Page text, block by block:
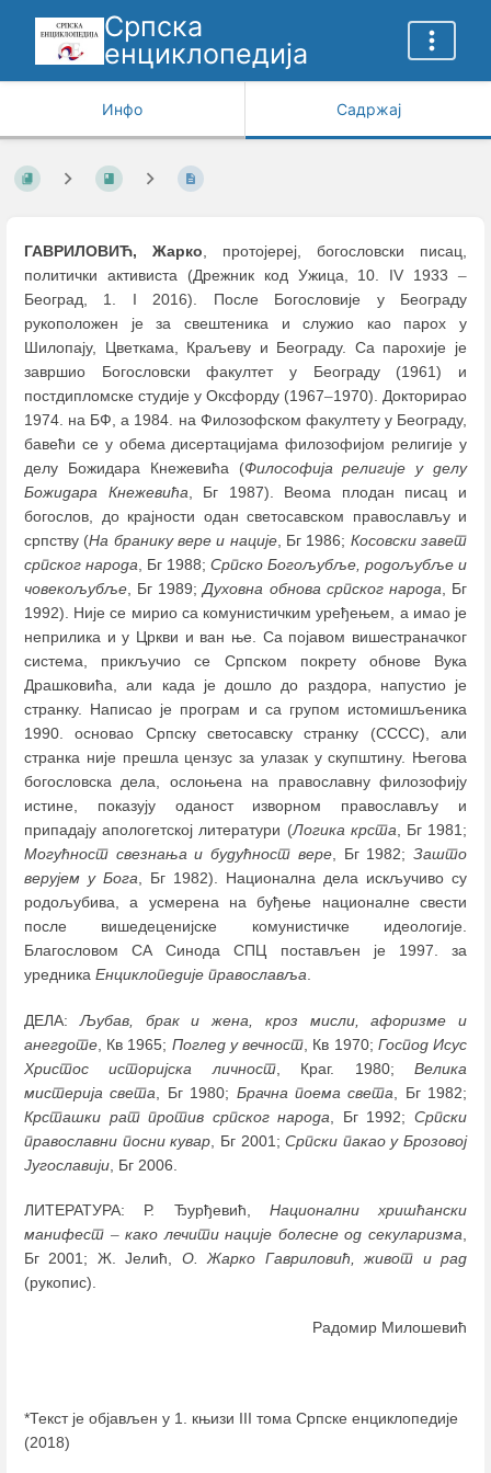
Српска
енциклопедија
Инфо Садржај
ГАВРИЛОВИЋ, Жарко, протојереј, богословски писац,
политички активиста (Дрежник код Ужица, 10. IV 1933 –
Београд, 1. I 2016). После Богословије у Београду
рукоположен је за свештеника и служио као парох у
Шилопају, Цветкама, Краљеву и Београду. Са парохије је
завршио Богословски факултет у Београду (1961) и
постдипломске студије у Оксфорду (1967–1970). Докторирао
1974. на БФ, а 1984. на Филозофском факултету у Београду,
бавећи се у обема дисертацијама филозофијом религије у
делу Божидара Кнежевића (Философија религије у делу
Божидара Кнежевића, Бг 1987). Веома плодан писац и
богослов, до крајности одан светосавском православљу и
српству (На бранику вере и нације, Бг 1986; Косовски завет
српског народа, Бг 1988; Српско Богољубље, родољубље и
човекољубље, Бг 1989;Духовна обнова српског народа, Бг
1992). Није се мирио са комунистичким уређењем, а имао је
неприлика и у Цркви и ван ње. Са појавом вишестраначког
система, прикључио се Српском покрету обнове Вука
Драшковића, али када је дошло до раздора, напустио је
странку. Написао је програм и са групом истомишљеника
1990. основао Српску светосавску странку (СССС), али
странка није прешла цензус за улазак у скупштину. Његова
богословска дела, ослоњена на православну филозофију
истине, показују оданост изворном православљу и
припадају апологетској литератури (Логика крста, Бг 1981;
Могућност свезнања и будућност вере, Бг 1982;Зашто
верујем у Бога, Бг 1982). Национална дела искључиво су
родољубива, а усмерена на буђење националне свести
после вишедеценијске комунистичке идеологије.
Благословом СА Синода СПЦ постављен је 1997. за
уредника Енциклопедије православља.
ДЕЛА: Љубав, брак и жена, кроз мисли, афоризме и
анегдоте , Кв 1965; Поглед у вечност , Кв 1970; Господ Исус
Христос историјска личност, Краг. 1980;Велика
мистерија света , Бг 1980; Брачна поема света , Бг 1982;
Крсташки рат против српског народа , Бг 1992;Српски
православни посни кувар , Бг 2001;Српски пакао у Брозовој
Југославији , Бг 2006.
ЛИТЕРАТУРА: Р. Ђурђевић, Национални хришћански
манифест –како лечити нације болесне од секуларизма
Бг 2001; Ж. Јелић, О. Жарко Гавриловић, живот и рад
(рукопис).
Радомир Милошевић
*Текст је објављен у 1. књизи III тома Српске енциклопедије
(2018)